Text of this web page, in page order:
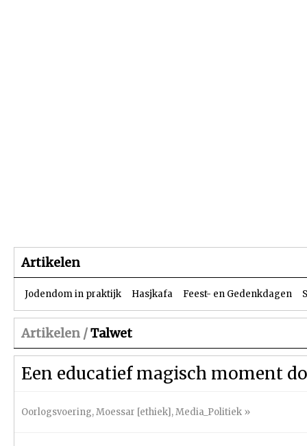
Artikelen
Jodendom in praktijk Hasjkafa Feest- en Gedenkdagen
Artikelen /Talwet
Een educatief magisch moment
Oorlogsvoering,Moessar [ethiek],Media_Politiek »